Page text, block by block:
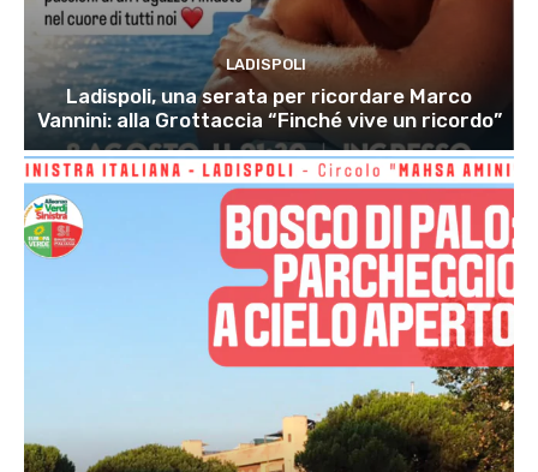
LADISPOLI
Ladispoli, una serata per ricordare Marco
Vannini: alla Grottaccia “Finché vive un ricordo”